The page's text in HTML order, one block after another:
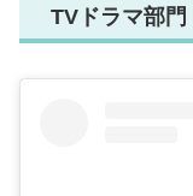
TVドラマ部